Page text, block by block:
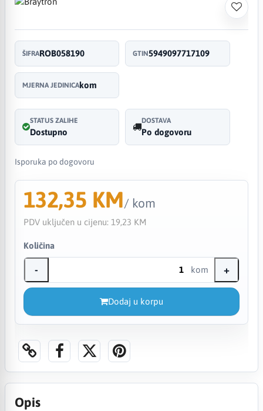
ŠIFRAROB058190 GTIN5949097717109
MJERNA JEDINICAkom
STATUS ZALIHE
Dostupno
DOSTAVA
Po dogovoru
Isporuka po dogovoru
132,35 KM/ kom
PDV uključen u cijenu: 19,23 KM
Količina
- kom +
Dodaj u korpu
Opis